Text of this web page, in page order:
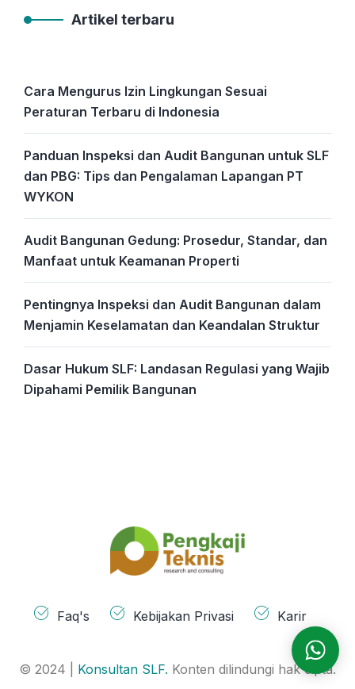
Artikel terbaru
Cara Mengurus Izin Lingkungan Sesuai
Peraturan Terbaru di Indonesia
Panduan Inspeksi dan Audit Bangunan untuk SLF
dan PBG: Tips dan Pengalaman Lapangan PT
WYKON
Audit Bangunan Gedung: Prosedur, Standar, dan
Manfaat untuk Keamanan Properti
Pentingnya Inspeksi dan Audit Bangunan dalam
Menjamin Keselamatan dan Keandalan Struktur
Dasar Hukum SLF: Landasan Regulasi yang Wajib
Dipahami Pemilik Bangunan
Faq's Kebijakan Privasi Karir
© 2024 | Konsultan SLF. Konten dilindungi hak cipta.